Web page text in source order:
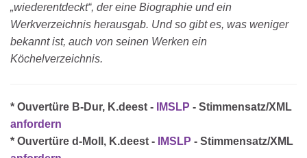
„wiederentdeckt“, der eine Biographie und ein
Werkverzeichnis herausgab. Und so gibt es, was weniger
bekannt ist, auch von seinen Werken ein
Köchelverzeichnis.
* Ouvertüre B-Dur, K.deest - IMSLP - Stimmensatz/XML
anfordern
* Ouvertüre d-Moll, K.deest -
IMSLP - Stimmensatz/XML